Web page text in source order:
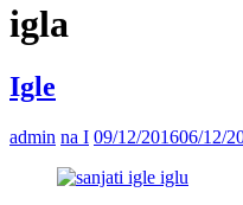
igla
Igle
admin na I 09/12/201606/12/